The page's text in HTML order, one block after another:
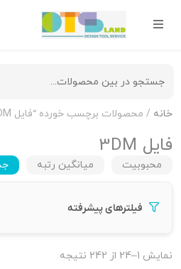
خانه / محصولات برچسب خورده “فایل 3DM”
فایل 3DM
محبوبیت میانگین رتبه
فیلترهای پیشرفته
نمایش 1–24 از 242 نتیجه